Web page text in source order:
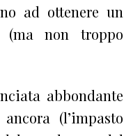
ad ottenere un
(ma non troppo
abbondante
(l’impasto